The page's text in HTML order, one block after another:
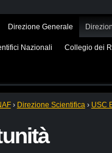
Direzione Generale
Nazionali Collegio dei
› Direzione Scientifica › USC